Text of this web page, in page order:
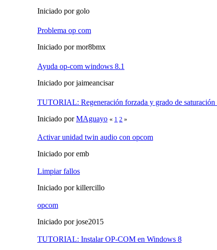
Iniciado por golo
Problema op com
Iniciado por mor8bmx
Ayuda op-com windows 8.1
Iniciado por jaimeancisar
TUTORIAL: Regeneración forzada y grado de saturación
Iniciado porMAguayo « 1 2 »
Activar unidad twin audio con opcom
Iniciado por emb
Limpiar fallos
Iniciado por killercillo
opcom
Iniciado por jose2015
TUTORIAL: Instalar OP-COM en Windows 8